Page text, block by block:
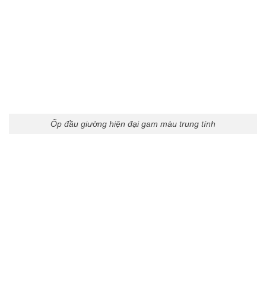
Ốp đầu giường hiện đại gam màu trung tính